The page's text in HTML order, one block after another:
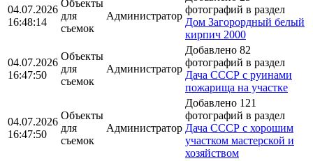
04.07.2026
16:48:14
Объекты
для
съемок
Администратор
фотографий в раздел
Дом Загорордный белый
кирпич 2000
04.07.2026
16:47:50
Объекты
для
съемок
Администратор
Добавлено 82
фотографий в раздел
Дача СССР с руинами
пожарища на участке
04.07.2026
16:47:50
Объекты
для
съемок
Администратор
Добавлено 121
фотографий в раздел
Дача СССР с хорошим
участком мастерской и
хозяйством